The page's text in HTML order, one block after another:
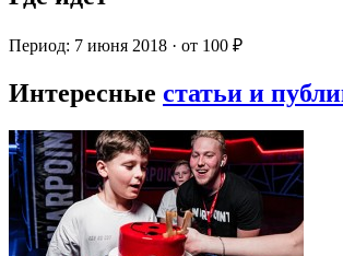
Период: 7 июня 2018 · от 100 ₽
Интересные статьи и